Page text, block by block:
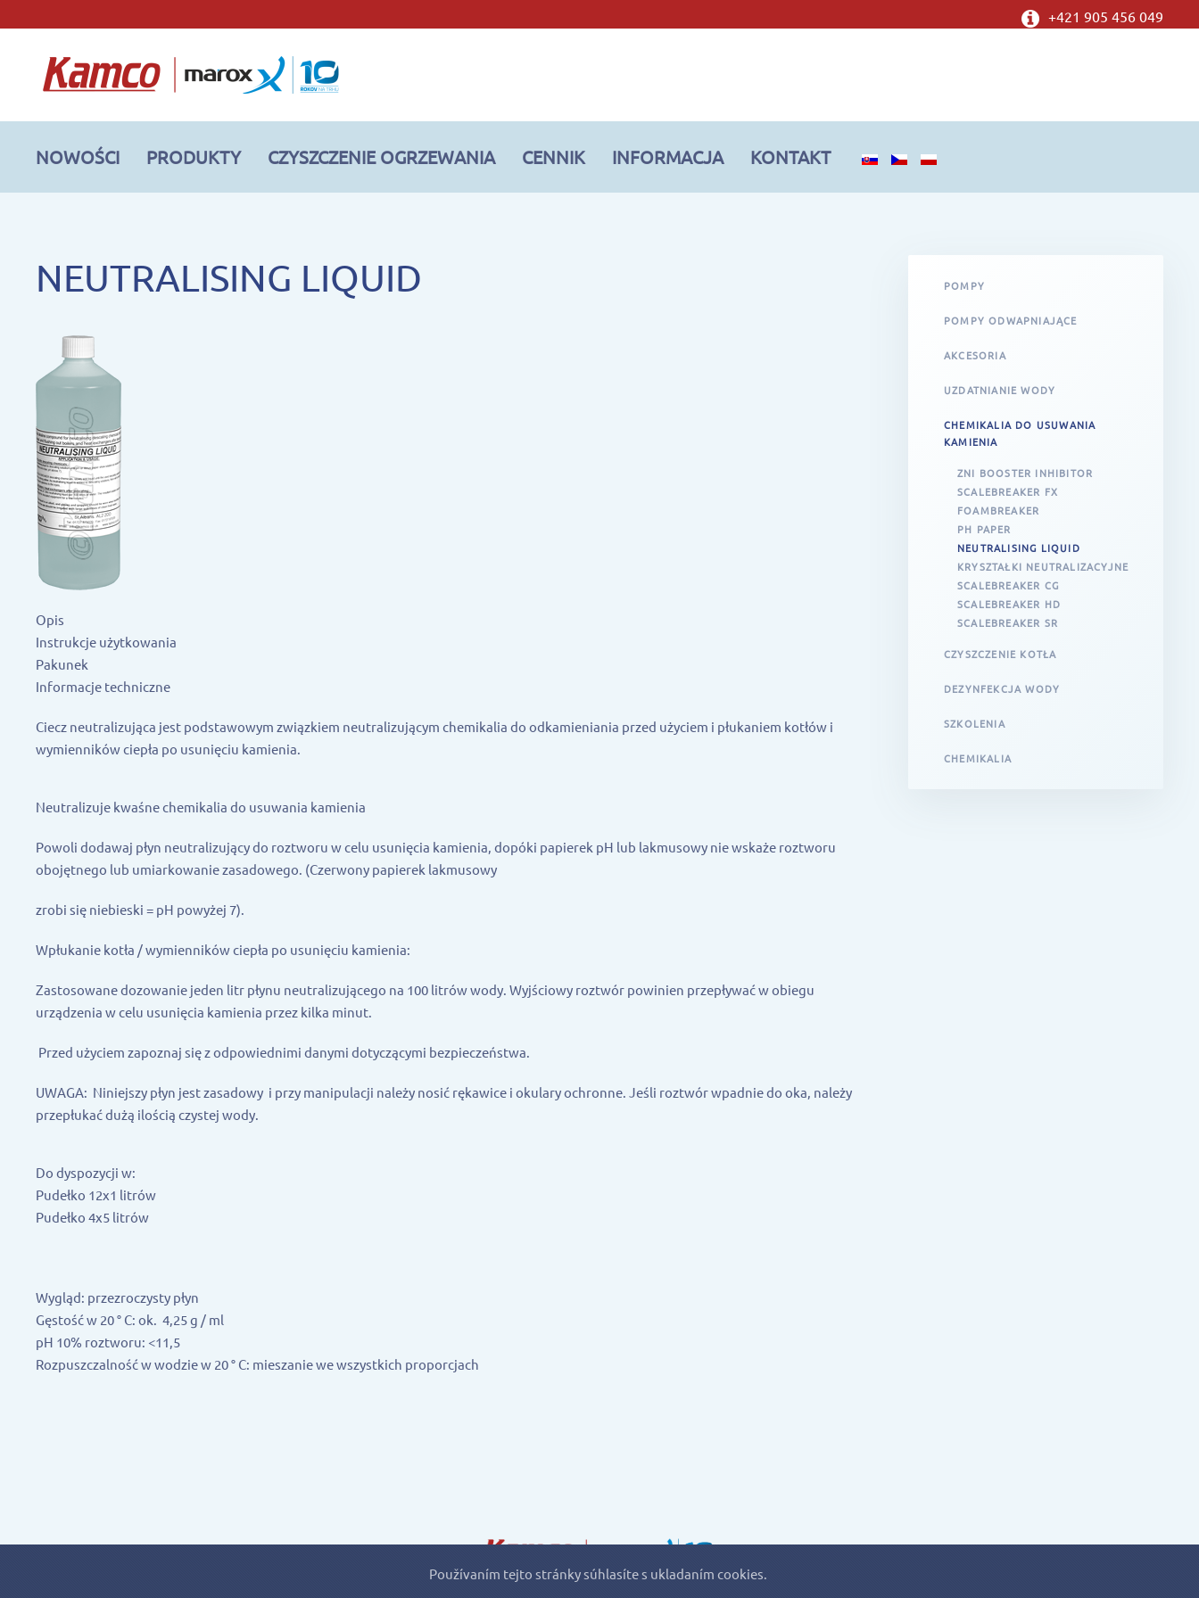
Používaním tejto stránky súhlasíte s ukladaním cookies.
+421 905 456 049
NOWOŚCI PRODUKTY CZYSZCZENIE OGRZEWANIA CENNIK INFORMACJA KONTAKT
NEUTRALISING LIQUID
Opis
Instrukcje użytkowania
Pakunek
Informacje techniczne
Ciecz neutralizująca jest podstawowym związkiem neutralizującym chemikalia do odkamieniania przed użyciem i płukaniem kotłów i
wymienników ciepła po usunięciu kamienia.
Neutralizuje kwaśne chemikalia do usuwania kamienia
Powoli dodawaj płyn neutralizujący do roztworu w celu usunięcia kamienia, dopóki papierek pH lub lakmusowy nie wskaże roztworu
obojętnego lub umiarkowanie zasadowego. (Czerwony papierek lakmusowy
zrobi się niebieski = pH powyżej 7).
Wpłukanie kotła / wymienników ciepła po usunięciu kamienia:
Zastosowane dozowanie jeden litr płynu neutralizującego na 100 litrów wody. Wyjściowy roztwór powinien przepływać w obiegu
urządzenia w celu usunięcia kamienia przez kilka minut.
Przed użyciem zapoznaj się z odpowiednimi danymi dotyczącymi bezpieczeństwa.
UWAGA: Niniejszy płyn jest zasadowy i przy manipulacji należy nosić rękawice i okulary ochronne. Jeśli roztwór wpadnie do oka, należy
przepłukać dużą ilością czystej wody.
Do dyspozycji w:
Pudełko 12x1 litrów
Pudełko 4x5 litrów
Wygląd: przezroczysty płyn
Gęstość w 20 ° C: ok. 4,25 g / ml
pH 10% roztworu: <11,5
Rozpuszczalność w wodzie w 20 ° C: mieszanie we wszystkich proporcjach
POMPY
POMPY ODWAPNIAJĄCE
AKCESORIA
UZDATNIANIE WODY
CHEMIKALIA DO USUWANIA
KAMIENIA
ZNI BOOSTER INHIBITOR
SCALEBREAKER FX
FOAMBREAKER
PH PAPER
NEUTRALISING LIQUID
KRYSZTAŁKI NEUTRALIZACYJNE
SCALEBREAKER CG
SCALEBREAKER HD
SCALEBREAKER SR
CZYSZCZENIE KOTŁA
DEZYNFEKCJA WODY
SZKOLENIA
CHEMIKALIA
MAROX, s.r.o., Klincová 37, 821 08 Bratislava